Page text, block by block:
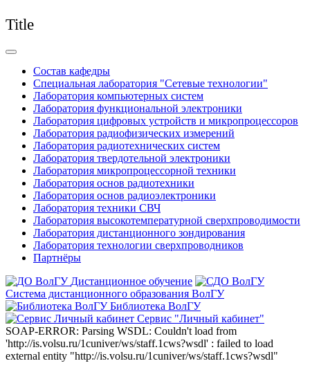
Title
Состав кафедры
Специальная лаборатория "Сетевые технологии"
Лаборатория компьютерных систем
Лаборатория функциональной электроники
Лаборатория цифровых устройств и микропроцессоров
Лаборатория радиофизических измерений
Лаборатория радиотехнических систем
Лаборатория твердотельной электроники
Лаборатория микропроцессорной техники
Лаборатория основ радиотехники
Лаборатория основ радиоэлектроники
Лаборатория техники СВЧ
Лаборатория высокотемпературной сверхпроводимости
Лаборатория дистанционного зондирования
Лаборатория технологии сверхпроводников
Партнёры
Дистанционное обучение
Система дистанционного образования ВолГУ
Библиотека ВолГУ
Сервис "Личный кабинет"
SOAP-ERROR: Parsing WSDL: Couldn't load from
'http://is.volsu.ru/1cuniver/ws/staff.1cws?wsdl' : failed to load
external entity "http://is.volsu.ru/1cuniver/ws/staff.1cws?wsdl"